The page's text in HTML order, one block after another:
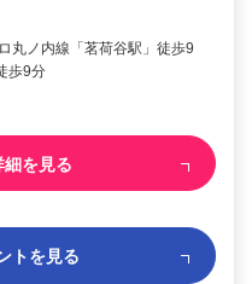
丸ノ内線「茗荷谷駅」徒歩9
歩9分
細を見る
トを見る